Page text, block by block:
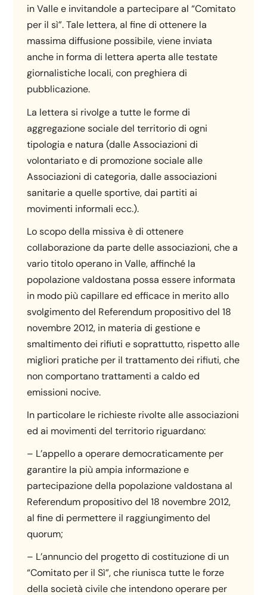
in Valle e invitandole a partecipare al “Comitato
per il sì”. Tale lettera, al fine di ottenere la
massima diffusione possibile, viene inviata
anche in forma di lettera aperta alle testate
giornalistiche locali, con preghiera di
pubblicazione.
La lettera si rivolge a tutte le forme di
aggregazione sociale del territorio di ogni
tipologia e natura (dalle Associazioni di
volontariato e di promozione sociale alle
Associazioni di categoria, dalle associazioni
sanitarie a quelle sportive, dai partiti ai
movimenti informali ecc.).
Lo scopo della missiva è di ottenere
collaborazione da parte delle associazioni, che a
vario titolo operano in Valle, affinché la
popolazione valdostana possa essere informata
in modo più capillare ed efficace in merito allo
svolgimento del Referendum propositivo del 18
novembre 2012, in materia di gestione e
smaltimento dei rifiuti e soprattutto, rispetto alle
migliori pratiche per il trattamento dei rifiuti, che
non comportano trattamenti a caldo ed
emissioni nocive.
In particolare le richieste rivolte alle associazioni
ed ai movimenti del territorio riguardano:
– L’appello a operare democraticamente per
garantire la più ampia informazione e
partecipazione della popolazione valdostana al
Referendum propositivo del 18 novembre 2012,
al fine di permettere il raggiungimento del
quorum;
– L’annuncio del progetto di costituzione di un
“Comitato per il Sì”, che riunisca tutte le forze
della società civile che intendono operare per